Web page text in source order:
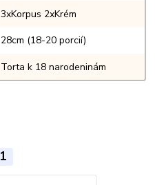
3xKorpus 2xKrém
28cm (18-20 porcií)
Torta k 18 narodeninám
1